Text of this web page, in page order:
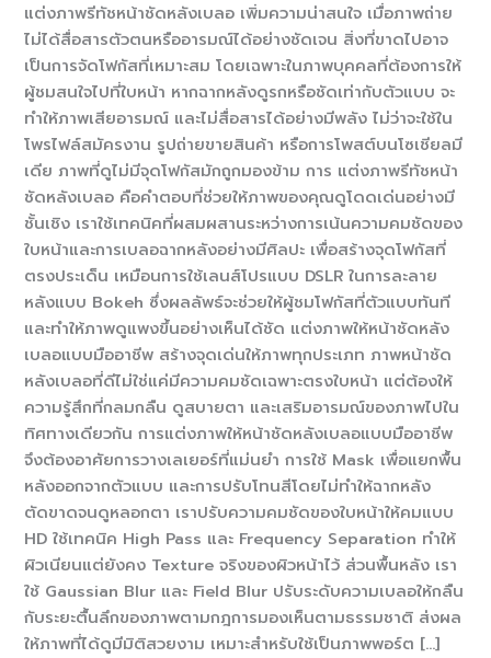
แต่งภาพรีทัชหน้าชัดหลังเบลอ เพิ่มความน่าสนใจ เมื่อภาพถ่าย
ไม่ได้สื่อสารตัวตนหรืออารมณ์ได้อย่างชัดเจน สิ่งที่ขาดไปอาจ
เป็นการจัดโฟกัสที่เหมาะสม โดยเฉพาะในภาพบุคคลที่ต้องการให้
ผู้ชมสนใจไปที่ใบหน้า หากฉากหลังดูรกหรือชัดเท่ากับตัวแบบ จะ
ทำให้ภาพเสียอารมณ์ และไม่สื่อสารได้อย่างมีพลัง ไม่ว่าจะใช้ใน
โพรไฟล์สมัครงาน รูปถ่ายขายสินค้า หรือการโพสต์บนโซเชียลมี
เดีย ภาพที่ดูไม่มีจุดโฟกัสมักถูกมองข้าม การ แต่งภาพรีทัชหน้า
ชัดหลังเบลอ คือคำตอบที่ช่วยให้ภาพของคุณดูโดดเด่นอย่างมี
ชั้นเชิง เราใช้เทคนิคที่ผสมผสานระหว่างการเน้นความคมชัดของ
ใบหน้าและการเบลอฉากหลังอย่างมีศิลปะ เพื่อสร้างจุดโฟกัสที่
ตรงประเด็น เหมือนการใช้เลนส์โปรแบบ DSLR ในการละลาย
หลังแบบ Bokeh ซึ่งผลลัพธ์จะช่วยให้ผู้ชมโฟกัสที่ตัวแบบทันที
และทำให้ภาพดูแพงขึ้นอย่างเห็นได้ชัด แต่งภาพให้หน้าชัดหลัง
เบลอแบบมืออาชีพ สร้างจุดเด่นให้ภาพทุกประเภท ภาพหน้าชัด
หลังเบลอที่ดีไม่ใช่แค่มีความคมชัดเฉพาะตรงใบหน้า แต่ต้องให้
ความรู้สึกที่กลมกลืน ดูสบายตา และเสริมอารมณ์ของภาพไปใน
ทิศทางเดียวกัน การแต่งภาพให้หน้าชัดหลังเบลอแบบมืออาชีพ
จึงต้องอาศัยการวางเลเยอร์ที่แม่นยำ การใช้ Mask เพื่อแยกพื้น
หลังออกจากตัวแบบ และการปรับโทนสีโดยไม่ทำให้ฉากหลัง
ตัดขาดจนดูหลอกตา เราปรับความคมชัดของใบหน้าให้คมแบบ
HD ใช้เทคนิค High Pass และ Frequency Separation ทำให้
ผิวเนียนแต่ยังคง Texture จริงของผิวหน้าไว้ ส่วนพื้นหลัง เรา
ใช้ Gaussian Blur และ Field Blur ปรับระดับความเบลอให้กลืน
กับระยะตื้นลึกของภาพตามกฎการมองเห็นตามธรรมชาติ ส่งผล
ให้ภาพที่ได้ดูมีมิติสวยงาม เหมาะสำหรับใช้เป็นภาพพอร์ต […]